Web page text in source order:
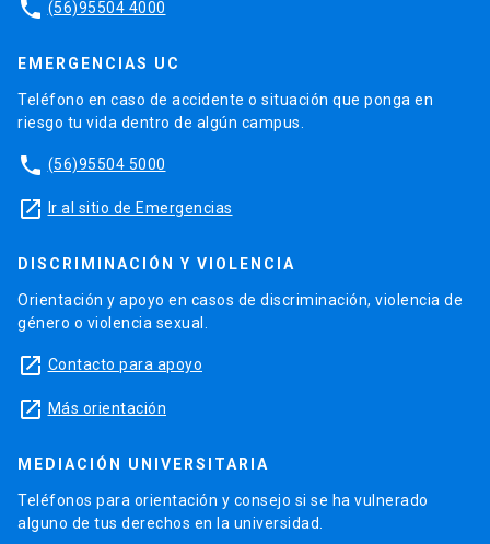
phone (56)95504 4000
EMERGENCIAS UC
Teléfono en caso de accidente o situación que ponga en
riesgo tu vida dentro de algún campus.
phone (56)95504 5000
launch Ir al sitio de Emergencias
DISCRIMINACIÓN Y VIOLENCIA
Orientación y apoyo en casos de discriminación, violencia de
género o violencia sexual.
launch Contacto para apoyo
launch Más orientación
MEDIACIÓN UNIVERSITARIA
Teléfonos para orientación y consejo si se ha vulnerado
alguno de tus derechos en la universidad.